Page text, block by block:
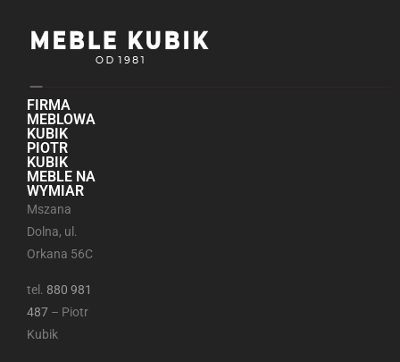
FIRMA
MEBLOWA
KUBIK
PIOTR
KUBIK
MEBLE NA
WYMIAR
Mszana
Dolna, ul.
Orkana 56C
tel. 880 981
487 – Piotr
Kubik